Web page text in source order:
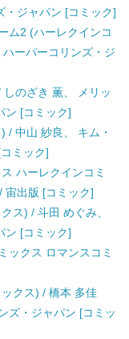
・ジャパン [コミック]
ム2 (ハーレクインコ
ーパーコリンズ・ジ
のざき 薫、 メリッ
ン [コミック]
/ 中山 紗良、 キム・
ミック]
ハーレクインコミ
宙出版 [コミック]
ス) / 斗田 めぐみ、
ン [コミック]
ックス ロマンスコミ
クス) / 橋本 多佳
ズ・ジャパン [コミッ